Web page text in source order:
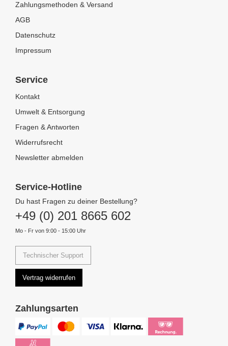
Zahlungsmethoden & Versand
AGB
Datenschutz
Impressum
Service
Kontakt
Umwelt & Entsorgung
Fragen & Antworten
Widerrufsrecht
Newsletter abmelden
Service-Hotline
Du hast Fragen zu deiner Bestellung?
+49 (0) 201 8665 602
Mo - Fr von 9:00 - 15:00 Uhr
Technischer Support
Vertrag widerrufen
Zahlungsarten